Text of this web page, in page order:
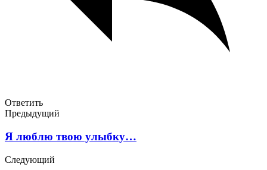
Ответить
Предыдущий
Я люблю твою улыбку…
Следующий